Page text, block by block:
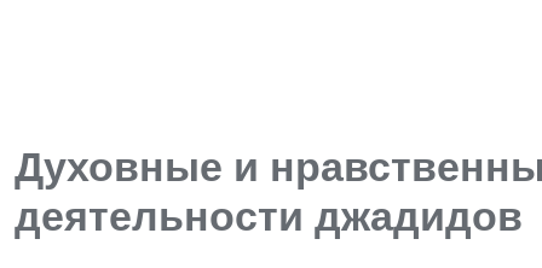
Духовные и
деятельности джадидов